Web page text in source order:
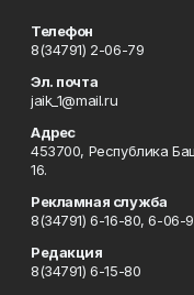
Телефон
8(34791) 2-06-79
Эл. почта
jaik_1@mail.ru
Адрес
453700, Республика
16.
Рекламная служба
8(34791) 6-16-80, 6-06-
Редакция
8(34791) 6-15-80